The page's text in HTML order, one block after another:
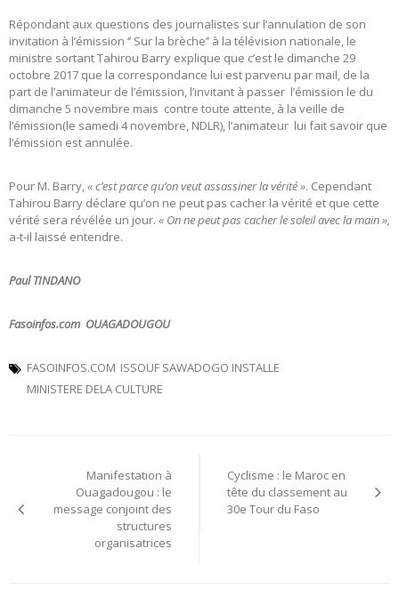
Répondant aux questions des journalistes sur l’annulation de son
invitation à l’émission ‘’ Sur la brèche’’ à la télévision nationale, le
ministre sortant Tahirou Barry explique que c’est le dimanche 29
octobre 2017 que la correspondance lui est parvenu par mail, de la
part de l’animateur de l’émission, l’invitant à passer l’émission le du
dimanche 5 novembre mais contre toute attente, à la veille de
l’émission(le samedi 4 novembre, NDLR), l’animateur lui fait savoir que
l’émission est annulée.
Pour M. Barry,« c’est parce qu’on veut assassiner la vérité ». Cependant
Tahirou Barry déclare qu’on ne peut pas cacher la vérité et que cette
vérité sera révélée un jour. « On ne peut pas cacher le soleil avec la main »,
a-t-il laissé entendre.
Paul TINDANO
Fasoinfos.com OUAGADOUGOU
FASOINFOS.COM ISSOUF SAWADOGO INSTALLE
MINISTERE DELA CULTURE
l’article
Manifestation à
Ouagadougou : le
message conjoint des
structures
organisatrices
Cyclisme : le Maroc en
tête du classement au
30e Tour du Faso